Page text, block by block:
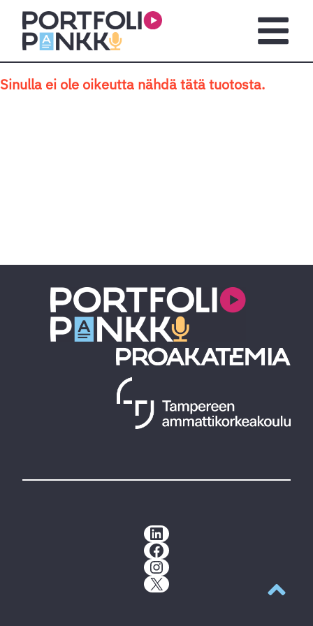
Siirry sisältöön
Sinulla ei ole oikeutta nähdä tätä tuotosta.
LinkedIn
Facebook
Instagram
X
Takaisin